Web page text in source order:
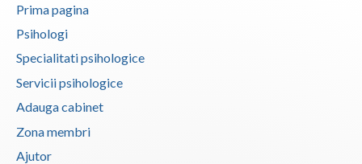
Prima pagina
Psihologi
Specialitati psihologice
Servicii psihologice
Adauga cabinet
Zona membri
Ajutor